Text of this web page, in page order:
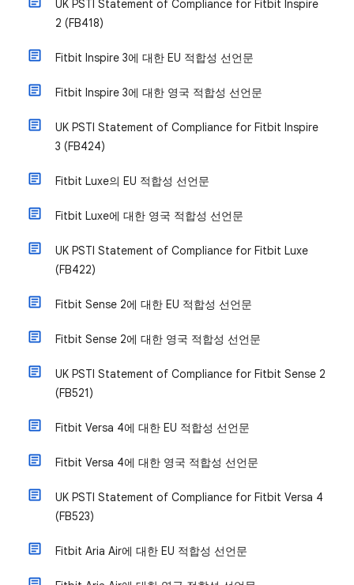
UK PSTI Statement of Compliance for Fitbit Inspire
2 (FB418)
Fitbit Inspire 3에 대한 EU 적합성 선언문
Fitbit Inspire 3에 대한 영국 적합성 선언문
UK PSTI Statement of Compliance for Fitbit Inspire
3 (FB424)
Fitbit Luxe의 EU 적합성 선언문
Fitbit Luxe에 대한 영국 적합성 선언문
UK PSTI Statement of Compliance for Fitbit Luxe
(FB422)
Fitbit Sense 2에 대한 EU 적합성 선언문
Fitbit Sense 2에 대한 영국 적합성 선언문
UK PSTI Statement of Compliance for Fitbit Sense 2
(FB521)
Fitbit Versa 4에 대한 EU 적합성 선언문
Fitbit Versa 4에 대한 영국 적합성 선언문
UK PSTI Statement of Compliance for Fitbit Versa 4
(FB523)
Fitbit Aria Air에 대한 EU 적합성 선언문